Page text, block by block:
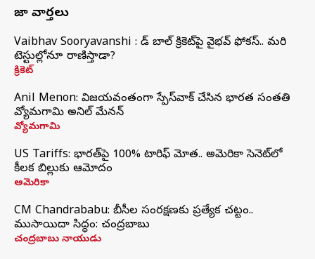
తాజా వార్తలు
Vaibhav Sooryavanshi : రెడ్ బాల్ క్రికెట్‌పై వైభవ్ ఫోకస్.. మరి
టెస్టుల్లోనూ రాణిస్తాడా?
క్రికెట్
Anil Menon: విజయవంతంగా స్పేస్‌వాక్‌ చేసిన భారత సంతతి
వ్యోమగామి అనిల్‌ మేనన్
వ్యోమగామి
US Tariffs: భారత్‌పై 100% టారిఫ్‌ మోత.. అమెరికా సెనెట్‌లో
కీలక బిల్లుకు ఆమోదం
అమెరికా
CM Chandrababu: బీసీల సంరక్షణకు ప్రత్యేక చట్టం..
ముసాయిదా సిద్ధం: చంద్రబాబు
చంద్రబాబు నాయుడు